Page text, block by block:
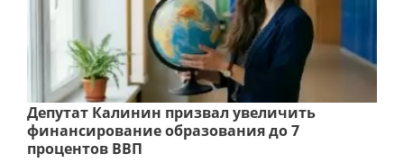
Депутат Калинин призвал увеличить
финансирование образования до 7
процентов ВВП